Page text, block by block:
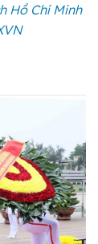
Hồ Chí Minh